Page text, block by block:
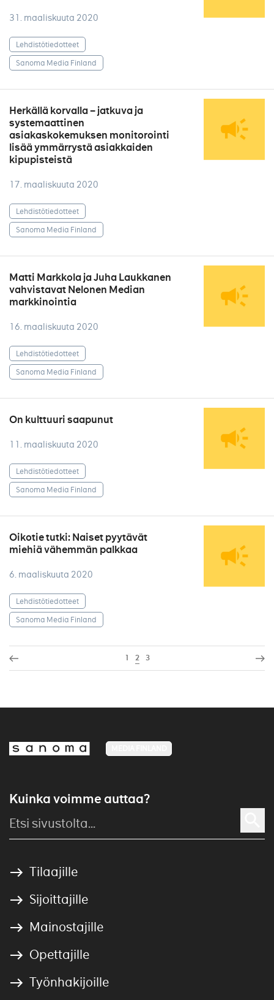
31. maaliskuuta 2020
Lehdistötiedotteet
Sanoma Media Finland
Herkällä korvalla – jatkuva ja
systemaattinen
asiakaskokemuksen monitorointi
lisää ymmärrystä asiakkaiden
kipupisteistä
17. maaliskuuta 2020
Lehdistötiedotteet
Sanoma Media Finland
Matti Markkola ja Juha Laukkanen
vahvistavat Nelonen Median
markkinointia
16. maaliskuuta 2020
Lehdistötiedotteet
Sanoma Media Finland
On kulttuuri saapunut
11. maaliskuuta 2020
Lehdistötiedotteet
Sanoma Media Finland
Oikotie tutki: Naiset pyytävät
miehiä vähemmän palkkaa
6. maaliskuuta 2020
Lehdistötiedotteet
Sanoma Media Finland
1 2 3
Kuinka voimme auttaa?
Tilaajille
Sijoittajille
Mainostajille
Opettajille
Työnhakijoille